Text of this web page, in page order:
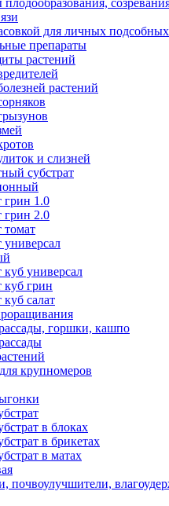
для личных подсобных
препараты
растений
растений
и слизней
субстрат
грин 1.0
грин 2.0
томат
универсал
куб универсал
куб грин
салат
горшки, кашпо
крупномеров
в блоках
в брикетах
в матах
почвоулучшители,